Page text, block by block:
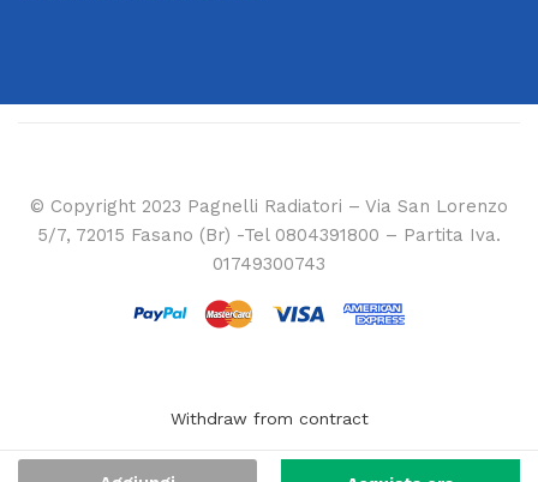
© Copyright 2023 Pagnelli Radiatori – Via San Lorenzo
5/7, 72015 Fasano (Br) -Tel 0804391800 – Partita Iva.
01749300743
Withdraw from contract